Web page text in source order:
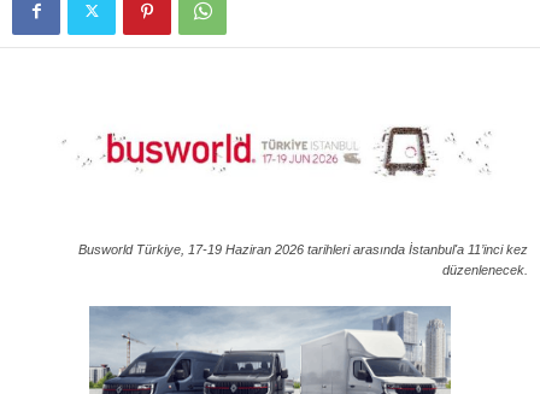
Busworld Türkiye, 17-19 Haziran 2026 tarihleri ​​arasında İstanbul'a 11’inci kez
düzenlenecek.